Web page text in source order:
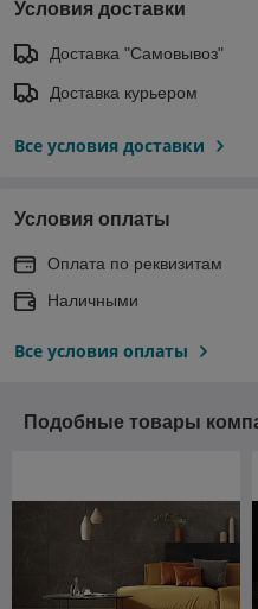
Условия доставки
Доставка "Самовывоз"
Доставка курьером
Все условия доставки
Условия оплаты
Оплата по реквизитам
Наличными
Все условия оплаты
Подобные товары